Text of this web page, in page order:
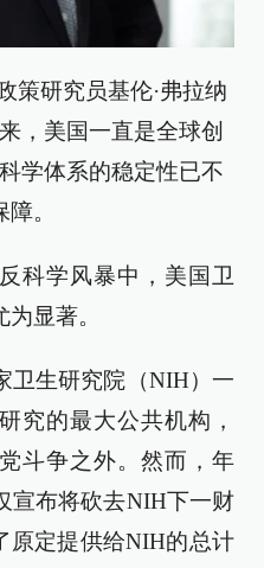
策研究员基伦·弗拉纳
，美国一直是全球创
学体系的稳定性已不
。
科学风暴中，美国卫
显著。
卫生研究院（NIH）一
究的最大公共机构，
斗争之外。然而，年
宣布将砍去NIH下一财
原定提供给NIH的总计